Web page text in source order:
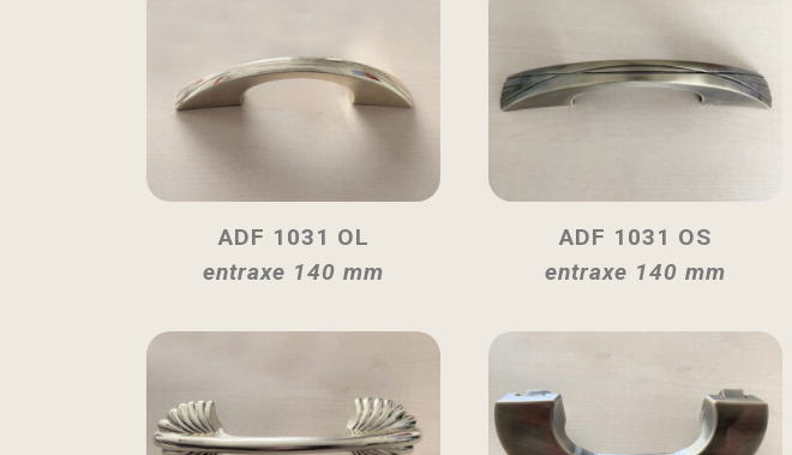
ADF 1031 OL
entraxe 140 mm
ADF 1031 OS
entraxe 140 mm